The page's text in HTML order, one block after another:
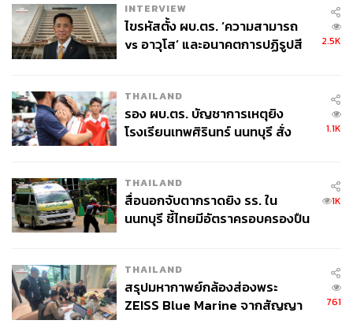
INTERVIEW
ไขรหัสตั้ง ผบ.ตร. ‘ความสามารถ
vs อาวุโส’ และอนาคตการปฏิรูปสี
2.5K
THAILAND
รอง ผบ.ตร. บัญชาการเหตุยิง
โรงเรียนเทพศิรินทร์ นนทบุรี สั่ง
1.1K
THAILAND
สื่อนอกจับตากราดยิง รร. ใน
นนทบุรี ชี้ไทยมีอัตราครอบครองปืน
1K
THAILAND
สรุปมหากาพย์กล้องส่องพระ
ZEISS Blue Marine จากสัญญา
761